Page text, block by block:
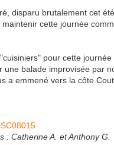
disparu brutalement cet
cette journée
pour cette
une balade improvisée par
a emmené vers la côte
: Catherine A. et Anthony G.